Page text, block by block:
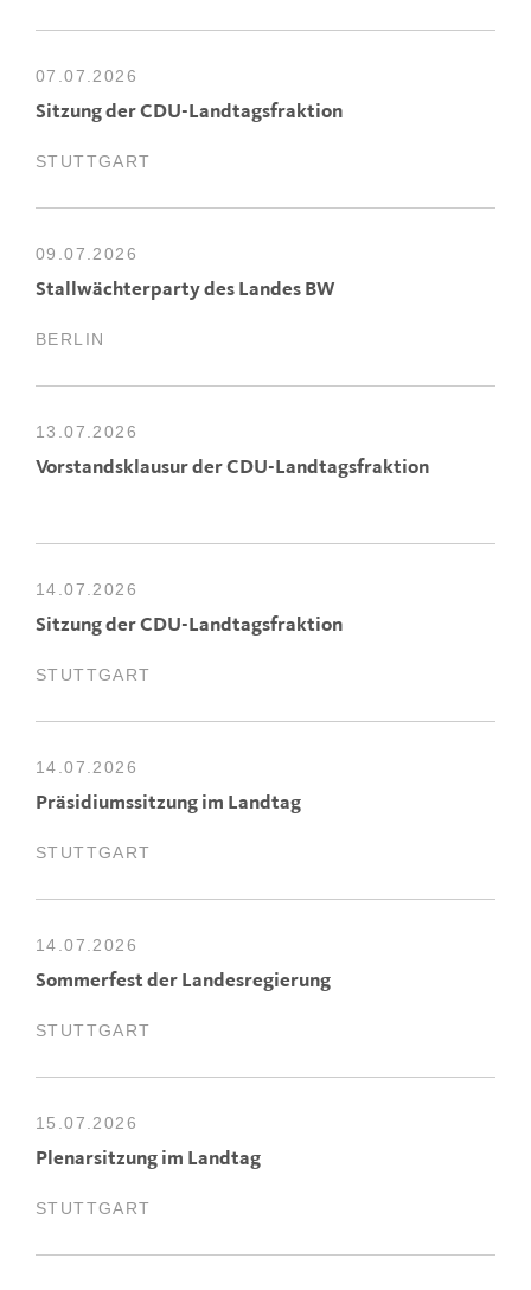
07.07.2026
Sitzung der CDU-Landtagsfraktion
STUTTGART
09.07.2026
Stallwächterparty des Landes BW
BERLIN
13.07.2026
Vorstandsklausur der CDU-Landtagsfraktion
14.07.2026
Sitzung der CDU-Landtagsfraktion
STUTTGART
14.07.2026
Präsidiumssitzung im Landtag
STUTTGART
14.07.2026
Sommerfest der Landesregierung
STUTTGART
15.07.2026
Plenarsitzung im Landtag
STUTTGART